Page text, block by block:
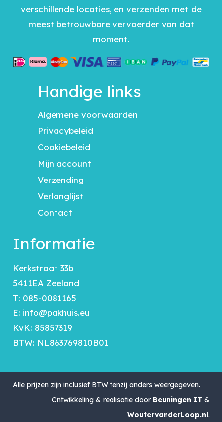
verschillende locaties, en verzenden met de
meest betrouwbare vervoerder van dat
moment.
Handige links
Algemene voorwaarden
Privacybeleid
Cookiebeleid
Mijn account
Verzending
Verlanglijst
Contact
Informatie
Kerkstraat 33b
5411EA Zeeland
T: 085-0081165
E: info@pakhuis.eu
KvK: 85857319
BTW: NL863769810B01
Alle prijzen zijn inclusief BTW tenzij anders weergegeven.
Ontwikkeling & realisatie door Beuningen IT &
WoutervanderLoop.nl.